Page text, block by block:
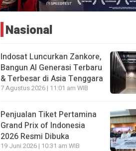
Nasional
Indosat Luncurkan Zankore,
Bangun AI Generasi Terbaru
& Terbesar di Asia Tenggara
7 Agustus 2026 | 11:01 am WIB
Penjualan Tiket Pertamina
Grand Prix of Indonesia
2026 Resmi Dibuka
19 Juni 2026 | 10:31 am WIB